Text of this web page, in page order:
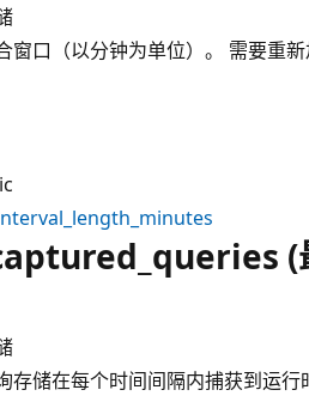
窗口（以分钟为单位）。 需要重新
(
存储在每个时间间隔内捕获到运行